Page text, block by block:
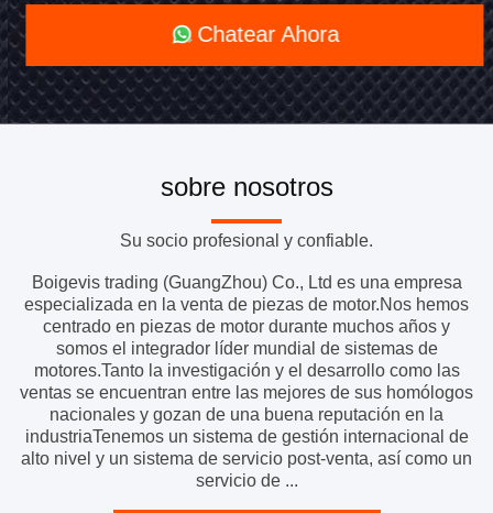
Chatear Ahora
sobre nosotros
Su socio profesional y confiable.
Boigevis trading (GuangZhou) Co., Ltd es una empresa
especializada en la venta de piezas de motor.Nos hemos
centrado en piezas de motor durante muchos años y
somos el integrador líder mundial de sistemas de
motores.Tanto la investigación y el desarrollo como las
ventas se encuentran entre las mejores de sus homólogos
nacionales y gozan de una buena reputación en la
industriaTenemos un sistema de gestión internacional de
alto nivel y un sistema de servicio post-venta, así como un
servicio de ...